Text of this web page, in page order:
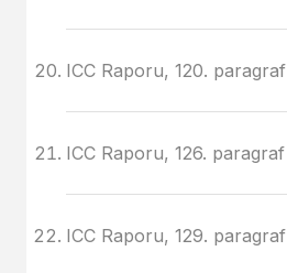
ICC Raporu, 120. paragraf
ICC Raporu, 126. paragraf
ICC Raporu, 129. paragraf